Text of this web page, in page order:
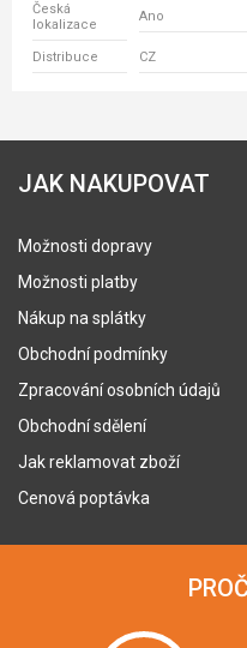
Česká
lokalizace
Ano
Distribuce CZ
JAK NAKUPOVAT
Možnosti dopravy
Možnosti platby
Nákup na splátky
Obchodní podmínky
Zpracování osobních údajů
Obchodní sdělení
Jak reklamovat zboží
Cenová poptávka